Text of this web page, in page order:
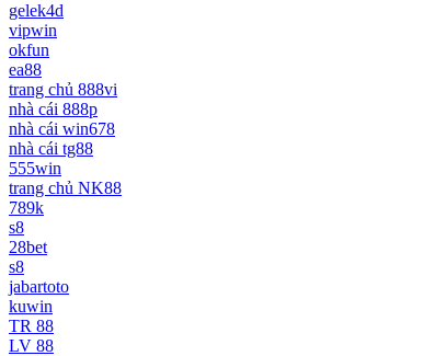
gelek4d
vipwin
okfun
ea88
trang chủ 888vi
nhà cái 888p
nhà cái win678
nhà cái tg88
555win
trang chủ NK88
789k
s8
28bet
s8
jabartoto
kuwin
TR 88
LV 88